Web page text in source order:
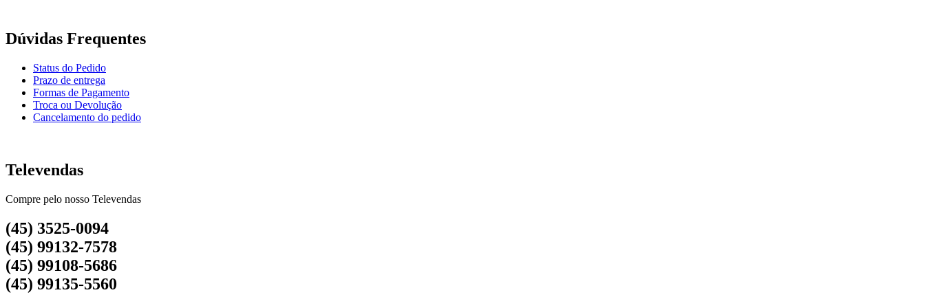
Dúvidas Frequentes
Status do Pedido
Prazo de entrega
Formas de Pagamento
Troca ou Devolução
Cancelamento do pedido
Televendas
Compre pelo nosso Televendas
(45) 3525-0094
(45) 99132-7578
(45) 99108-5686
(45) 99135-5560